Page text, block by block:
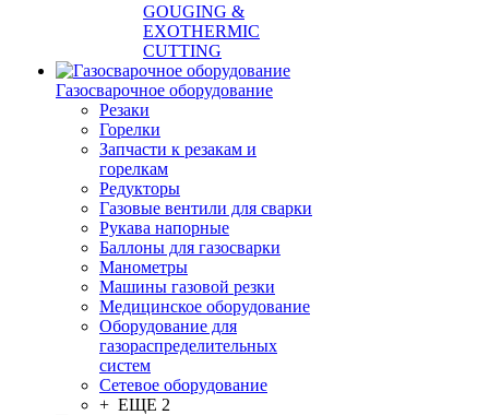
GOUGING &
EXOTHERMIC
CUTTING
Газосварочное оборудование
Резаки
Горелки
Запчасти к резакам и
горелкам
Редукторы
Газовые вентили для сварки
Рукава напорные
Баллоны для газосварки
Манометры
Машины газовой резки
Медицинское оборудование
Оборудование для
газораспределительных
систем
Сетевое оборудование
+ ЕЩЕ 2